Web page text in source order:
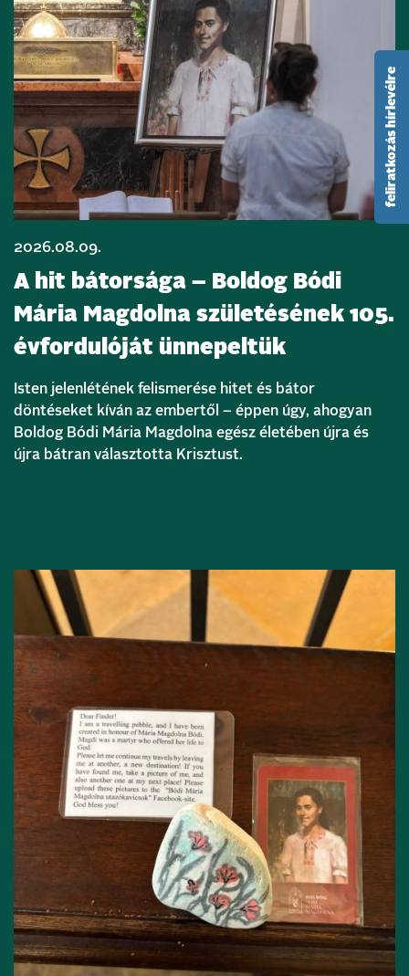
2026.08.09.
A hit bátorsága – Boldog Bódi
Mária Magdolna születésének 105.
évfordulóját ünnepeltük
Isten jelenlétének felismerése hitet és bátor
döntéseket kíván az embertől – éppen úgy, ahogyan
Boldog Bódi Mária Magdolna egész életében újra és
újra bátran választotta Krisztust.
feliratkozás hírlevélre